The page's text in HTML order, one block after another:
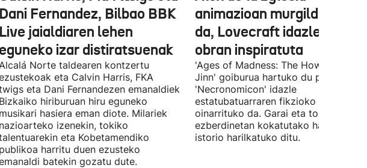
Dani Fernandez, Bilbao BBK
Live jaialdiaren lehen
eguneko izar distiratsuenak
Norte taldearen kontzertu
eta Calvin Harris, FKA
eta Dani Fernandezen emanaldiek
Bizkaiko hiriburuan hiru eguneko
musikari hasiera eman diote. Milariek
nazioarteko izenekin, tokiko
eta Kobetamendiko
publikoa harritu duen ezusteko
batekin gozatu dute.
animazioan murgilduko
da, Lovecraft idazlearen
obran inspiratuta
'Ages of Madness: The Howling of
Jinn' goiburua hartuko du pelikulak,
'Necronomicon' idazle
estatubatuarraren fikzioko liburuan
oinarrituko da. Garai eta toki
ezberdinetan kokatutako hainbat
istorio harilkatuko ditu.